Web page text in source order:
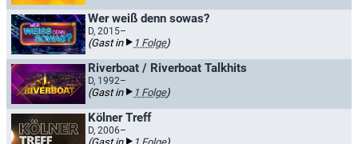
Wer weiß denn sowas?
D, 2015–
(Gast in 1 Folge)
Riverboat / Riverboat Talkhits
D, 1992–
(Gast in 1 Folge)
Kölner Treff
D, 2006–